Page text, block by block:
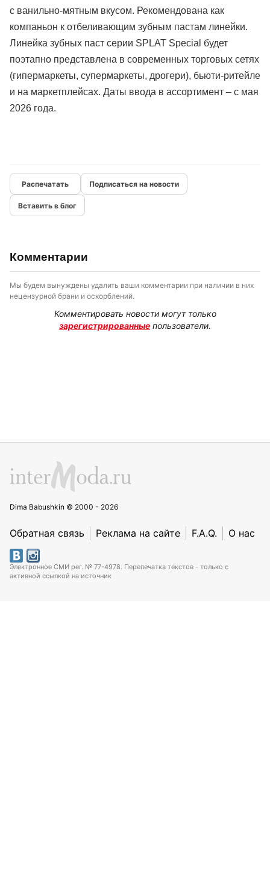
с ванильно-мятным вкусом. Рекомендована как
компаньон к отбеливающим зубным пастам линейки.
Линейка зубных паст серии SPLAT Special будет
поэтапно представлена в современных торговых сетях
(гипермаркеты, супермаркеты, дрогери), бьюти-ритейле
и на маркетплейсах. Даты ввода в ассортимент – с мая
2026 года.
Подписаться на новости
Вставить в блог
Комментарии
Мы будем вынуждены удалить ваши комментарии при наличии в них
нецензурной брани и оскорблений.
Комментировать новости могут только
зарегистрированные пользователи.
Dima Babushkin © 2000 - 2026
Обратная связь Реклама на сайте F.A.Q. О нас
Электронное СМИ рег. № 77-4978. Перепечатка текстов - только с
активной ссылкой на источник